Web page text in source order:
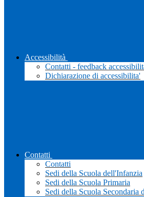
Accessibilità
Contatti - feedback
Dichiarazione di accessibilita'
Contatti
Contatti
Sedi della Scuola dell'Infanzia
Sedi della Scuola Primaria
Sedi della Scuola Secondaria